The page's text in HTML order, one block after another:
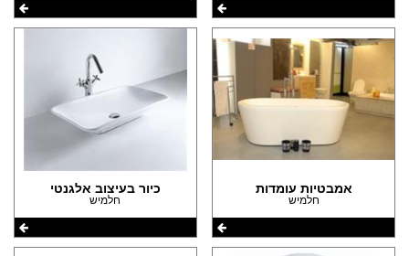
אמבטיות עומדות
חלמיש
כיור בעיצוב אלגנטי
חלמיש